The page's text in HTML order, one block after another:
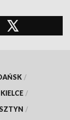
/
KIELCE /
/